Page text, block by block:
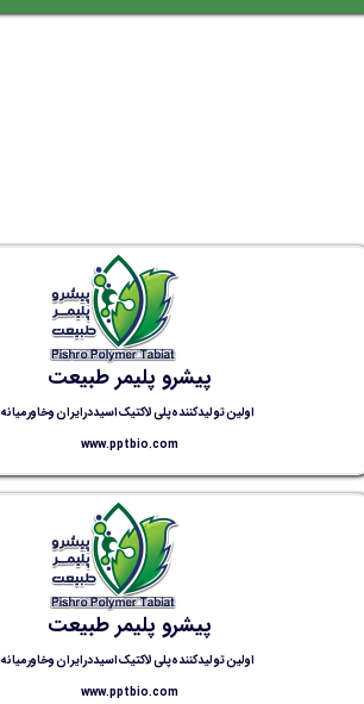
پیشرو پلیمر طبیعت
اولین تولید کننده پلی لاکتیک اسید در ایران و خاورمیانه
www.pptbio.com
پیشرو پلیمر طبیعت
اولین تولید کننده پلی لاکتیک اسید در ایران و خاورمیانه
www.pptbio.com